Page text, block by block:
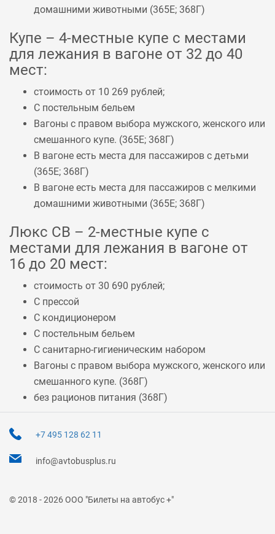
домашними животными (365Е; 368Г)
Купе – 4-местные купе с местами
для лежания в вагоне от 32 до 40
мест:
стоимость от 10 269 рублей;
С постельным бельем
Вагоны с правом выбора мужского, женского или
смешанного купе. (365Е; 368Г)
В вагоне есть места для пассажиров с детьми
(365Е; 368Г)
В вагоне есть места для пассажиров с мелкими
домашними животными (365Е; 368Г)
Люкс СВ – 2-местные купе с
местами для лежания в вагоне от
16 до 20 мест:
стоимость от 30 690 рублей;
С прессой
С кондиционером
С постельным бельем
С санитарно-гигиеническим набором
Вагоны с правом выбора мужского, женского или
смешанного купе. (368Г)
без рационов питания (368Г)
+7 495 128 62 11
info@avtobusplus.ru
© 2018 - 2026 ООО "Билеты на автобус +"